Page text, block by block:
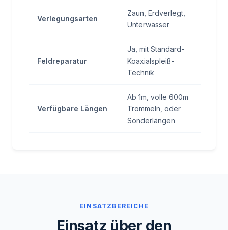
Verlegungsarten
Zaun, Erdverlegt,
Unterwasser
Feldreparatur
Ja, mit Standard-
Koaxialspleiß-
Technik
Verfügbare Längen
Ab 1m, volle 600m
Trommeln, oder
Sonderlängen
EINSATZBEREICHE
Einsatz über den